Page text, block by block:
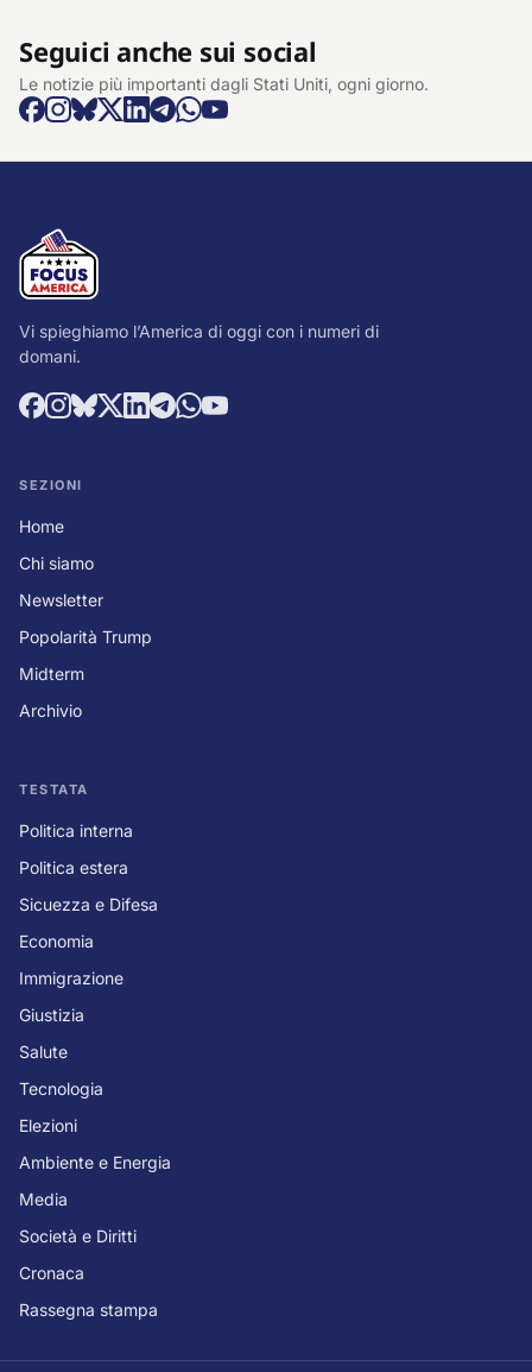
Seguici anche sui social
Le notizie più importanti dagli Stati Uniti, ogni giorno.
Vi spieghiamo l’America di oggi con i numeri di
domani.
SEZIONI
Home
Chi siamo
Newsletter
Popolarità Trump
Midterm
Archivio
TESTATA
Politica interna
Politica estera
Sicuezza e Difesa
Economia
Immigrazione
Giustizia
Salute
Tecnologia
Elezioni
Ambiente e Energia
Media
Società e Diritti
Cronaca
Rassegna stampa